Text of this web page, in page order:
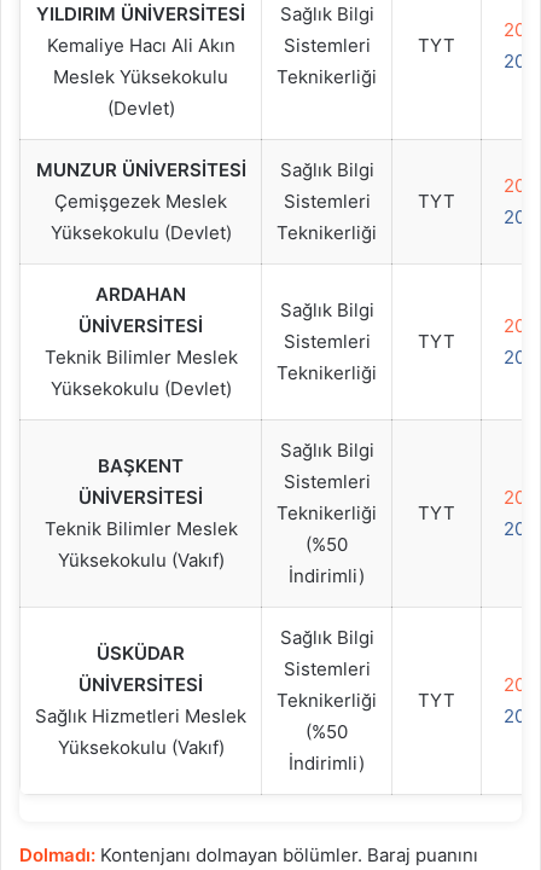
YILDIRIM ÜNİVERSİTESİ
Kemaliye Hacı Ali Akın
Meslek Yüksekokulu
(Devlet)
Sağlık Bilgi
Sistemleri
Teknikerliği
TYT
MUNZUR ÜNİVERSİTESİ
Çemişgezek Meslek
Yüksekokulu (Devlet)
Sağlık Bilgi
Sistemleri
Teknikerliği
TYT
ARDAHAN
ÜNİVERSİTESİ
Teknik Bilimler Meslek
Yüksekokulu (Devlet)
Sağlık Bilgi
Sistemleri
Teknikerliği
TYT
BAŞKENT
ÜNİVERSİTESİ
Teknik Bilimler Meslek
Yüksekokulu (Vakıf)
Sağlık Bilgi
Sistemleri
Teknikerliği
(%50
İndirimli)
TYT
ÜSKÜDAR
ÜNİVERSİTESİ
Sağlık Hizmetleri Meslek
Yüksekokulu (Vakıf)
Sağlık Bilgi
Sistemleri
Teknikerliği
(%50
İndirimli)
TYT
Dolmadı: Kontenjanı dolmayan bölümler. Baraj puanını